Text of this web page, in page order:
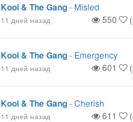
Kool & The Gang- Misled
11 дней назад 550
Kool & The Gang- Emergency
11 дней назад 601
Kool & The Gang-Cherish
11 дней назад 611